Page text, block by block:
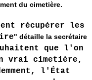
du cimetière.
récupérer les
" détaille la secrétaire
que l'on
vrai cimetière,
l'État